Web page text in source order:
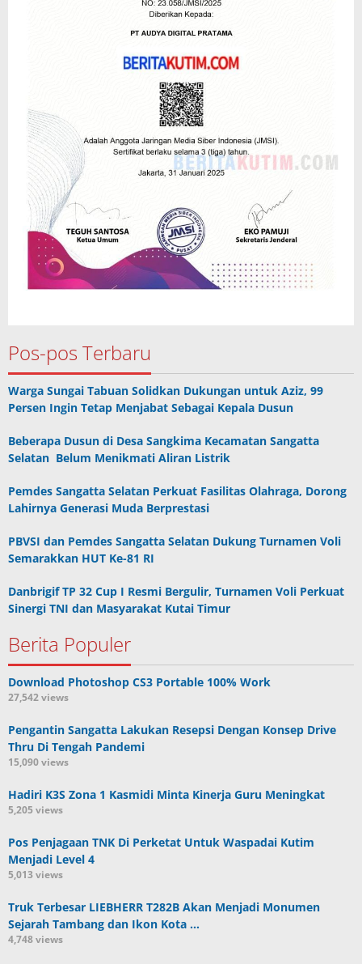
Pos-pos Terbaru
Warga Sungai Tabuan Solidkan Dukungan untuk Aziz, 99
Persen Ingin Tetap Menjabat Sebagai Kepala Dusun
Beberapa Dusun di Desa Sangkima Kecamatan Sangatta
Selatan Belum Menikmati Aliran Listrik
Pemdes Sangatta Selatan Perkuat Fasilitas Olahraga, Dorong
Lahirnya Generasi Muda Berprestasi
PBVSI dan Pemdes Sangatta Selatan Dukung Turnamen Voli
Semarakkan HUT Ke-81 RI
Danbrigif TP 32 Cup I Resmi Bergulir, Turnamen Voli Perkuat
Sinergi TNI dan Masyarakat Kutai Timur
Berita Populer
Download Photoshop CS3 Portable 100% Work
27,542 views
Pengantin Sangatta Lakukan Resepsi Dengan Konsep Drive
Thru Di Tengah Pandemi
15,090 views
Hadiri K3S Zona 1 Kasmidi Minta Kinerja Guru Meningkat
5,205 views
Pos Penjagaan TNK Di Perketat Untuk Waspadai Kutim
Menjadi Level 4
5,013 views
Truk Terbesar LIEBHERR T282B Akan Menjadi Monumen
Sejarah Tambang dan Ikon Kota …
4,748 views